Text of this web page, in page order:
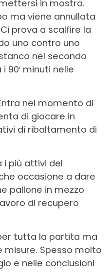
in mostra.
ma viene annullata
prova a scalfire la
uno contro uno
nel secondo
90′ minuti nelle
nel momento di
di giocare in
di ribaltamento di
i più attivi del
occasione a dare
pallone in mezzo
di recupero
tutta la partita ma
misure. Spesso molto
e nelle conclusioni